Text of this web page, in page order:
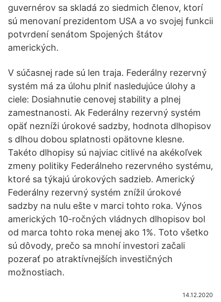
guvernérov sa skladá zo siedmich členov, ktorí
sú menovaní prezidentom USA a vo svojej funkcii
potvrdení senátom Spojených štátov
amerických.
V súčasnej rade sú len traja. Federálny rezervný
systém má za úlohu plniť nasledujúce úlohy a
ciele: Dosiahnutie cenovej stability a plnej
zamestnanosti. Ak Federálny rezervný systém
opäť nezníži úrokové sadzby, hodnota dlhopisov
s dlhou dobou splatnosti opätovne klesne.
Takéto dlhopisy sú najviac citlivé na akékoľvek
zmeny politiky Federálneho rezervného systému,
ktoré sa týkajú úrokových sadzieb. Americký
Federálny rezervný systém znížil úrokové
sadzby na nulu ešte v marci tohto roka. Výnos
amerických 10-ročných vládnych dlhopisov bol
od marca tohto roka menej ako 1%. Toto všetko
sú dôvody, prečo sa mnohí investori začali
pozerať po atraktívnejších investičných
možnostiach.
14.12.2020